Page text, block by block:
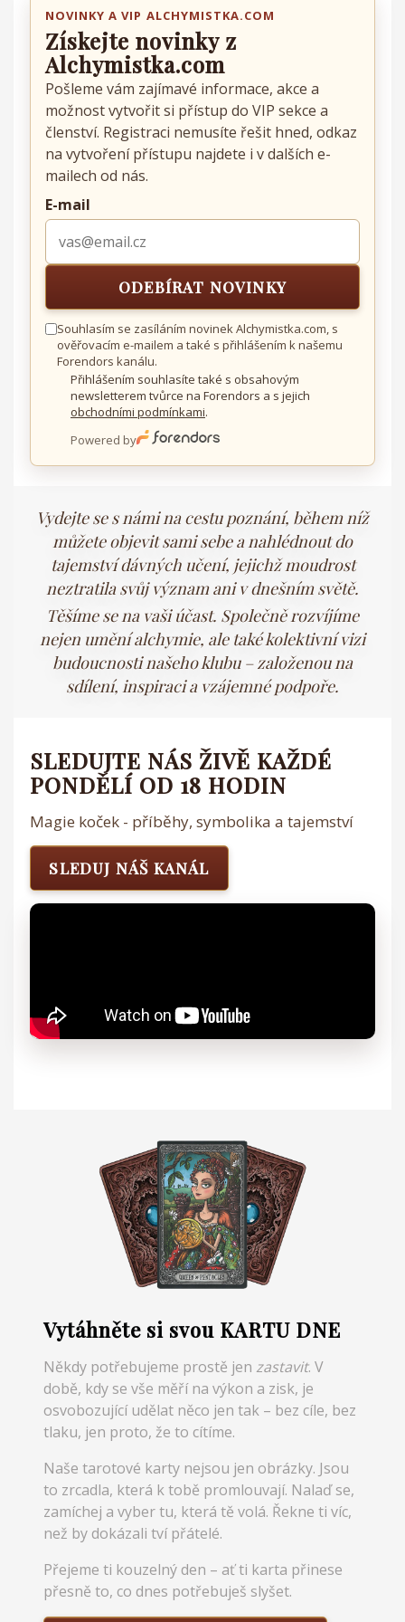
NOVINKY A VIP ALCHYMISTKA.COM
Získejte novinky z
Alchymistka.com
Pošleme vám zajímavé informace, akce a
možnost vytvořit si přístup do VIP sekce a
členství. Registraci nemusíte řešit hned, odkaz
na vytvoření přístupu najdete i v dalších e-
mailech od nás.
E-mail
ODEBÍRAT NOVINKY
Souhlasím se zasíláním novinek Alchymistka.com, s
ověřovacím e-mailem a také s přihlášením k našemu
Forendors kanálu.
Přihlášením souhlasíte také s obsahovým
newsletterem tvůrce na Forendors a s jejich
obchodními podmínkami.
Powered by
Odebírat novinky zdarma
Vydejte se s námi na cestu poznání, během níž
můžete objevit sami sebe a nahlédnout do
tajemství dávných učení, jejichž moudrost
neztratila svůj význam ani v dnešním světě.
Těšíme se na vaši účast. Společně rozvíjíme
nejen umění alchymie, ale také kolektivní vizi
budoucnosti našeho klubu – založenou na
sdílení, inspiraci a vzájemné podpoře.
SLEDUJTE NÁS ŽIVĚ KAŽDÉ
PONDĚLÍ OD 18 HODIN
Magie koček - příběhy, symbolika a tajemství
SLEDUJ NÁŠ KANÁL
Vytáhněte si svou KARTU DNE
Někdy potřebujeme prostě jen zastavit. V
době, kdy se vše měří na výkon a zisk, je
osvobozující udělat něco jen tak – bez cíle, bez
tlaku, jen proto, že to cítíme.
Naše tarotové karty nejsou jen obrázky. Jsou
to zrcadla, která k tobě promlouvají. Nalaď se,
zamíchej a vyber tu, která tě volá. Řekne ti víc,
než by dokázali tví přátelé.
Přejeme ti kouzelný den – ať ti karta přinese
přesně to, co dnes potřebuješ slyšet.